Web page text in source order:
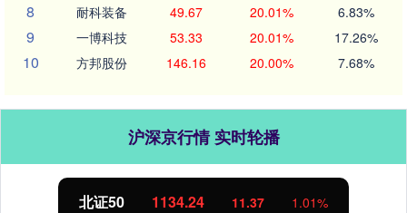
8 耐科装备 49.67 20.01% 6.83%
9 一博科技 53.33 20.01% 17.26%
10 方邦股份 146.16 20.00% 7.68%
沪深京行情 实时轮播
北证50 1134.24 11.37 1.01%